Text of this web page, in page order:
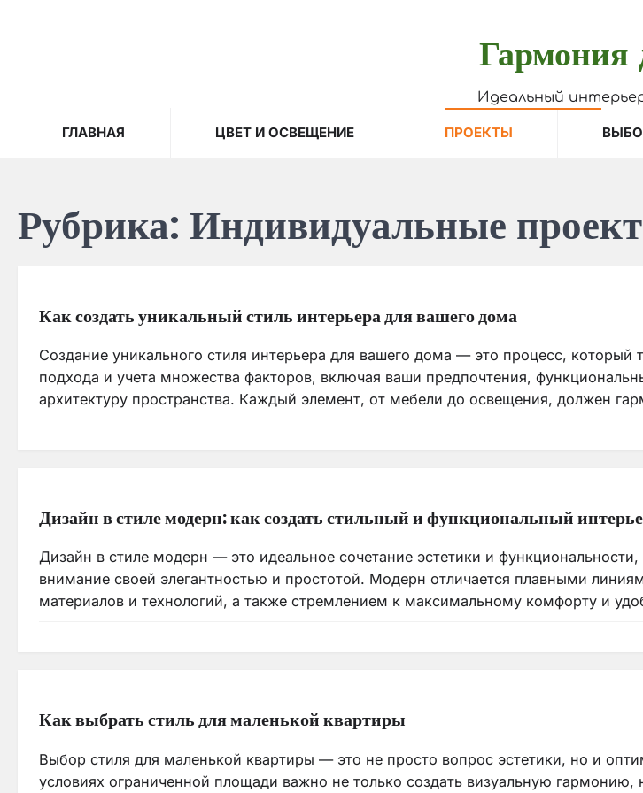
Гармония
Идеальный
ГЛАВНАЯ ЦВЕТ И ОСВЕЩЕНИЕ ПРОЕКТЫ
Рубрика: Индивидуальные
Как создать уникальный стиль интерьера для вашего дома
Создание уникального стиля интерьера для вашего дома — это процесс, который
подхода и учета множества факторов, включая ваши предпочтения,
архитектуру пространства. Каждый элемент, от мебели до освещения, должен
Дизайн в стиле модерн: как создать стильный и функциональный
Дизайн в стиле модерн — это идеальное сочетание эстетики и функциональности,
внимание своей элегантностью и простотой. Модерн отличается плавными
материалов и технологий, а также стремлением к максимальному комфорту и
Как выбрать стиль для маленькой квартиры
Выбор стиля для маленькой квартиры — это не просто вопрос эстетики, но и
условиях ограниченной площади важно не только создать визуальную